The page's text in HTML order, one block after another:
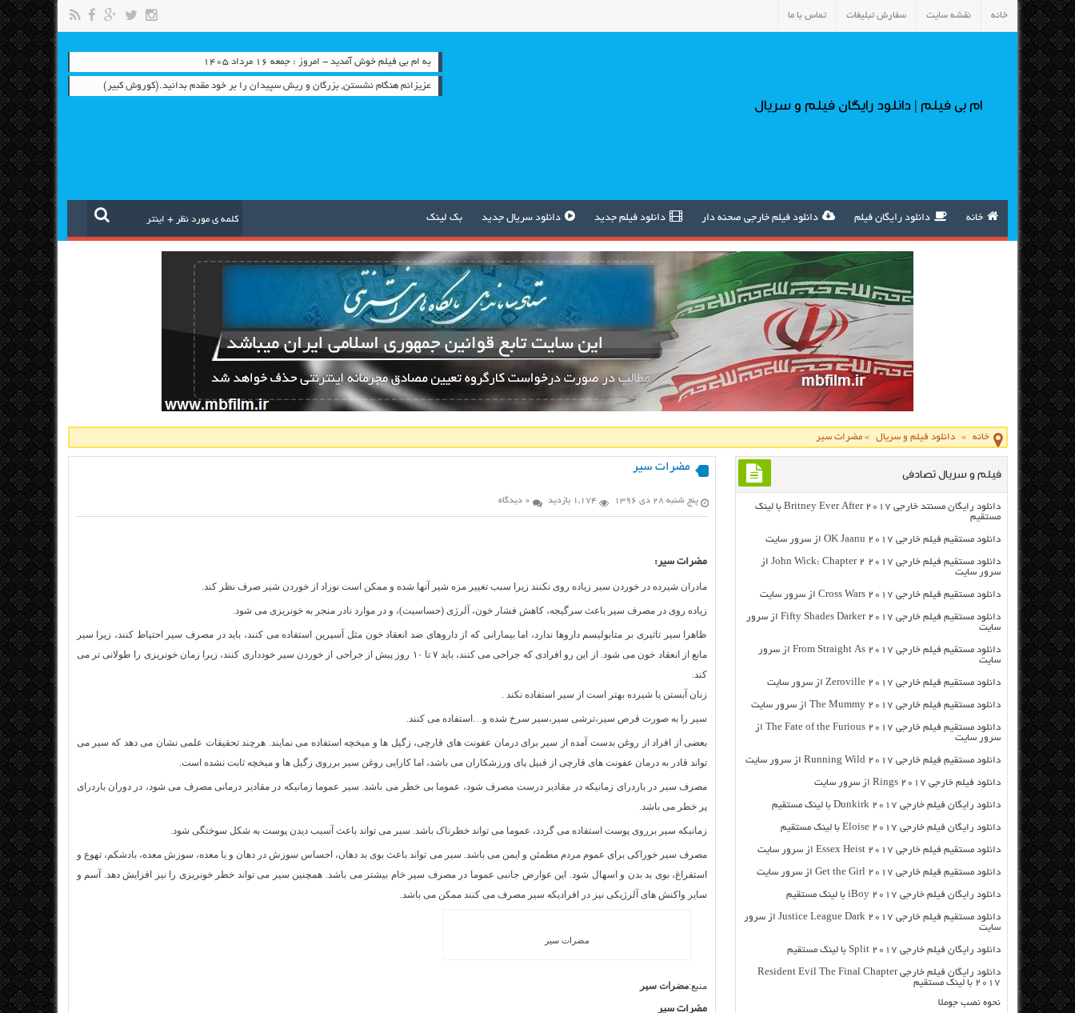
خانه نقشه سایت سفارش تبلیغات تماس با ما
ام بی فیلم | دانلود رایگان فیلم و سریال
به ام بی فیلم خوش آمدید - امروز : جمعه ۱۶ مرداد ۱۴۰۵
عزیزانم هنگام نشستن, بزرگان و ریش سپیدان را بر خود مقدم بدانید.(کوروش کبیر)
خانه دانلود رایگان فیلم دانلود فیلم خارجی صحنه دار دانلود فیلم جدید دانلود سریال جدید بک لینک
خانه » دانلود فیلم و سریال »مضرات سیر
مضرات سیر
پنج شنبه ۲۸ دی ۱۳۹۶ 1,174 بازدید 0 دیدگاه
مضرات سیر:
مادران شیرده در خوردن سیر زیاده روی نکنند زیرا سبب تغییر مزه شیر آنها شده و ممکن است نوزاد از خوردن شیر صرف نظر کند.
زیاده روی در مصرف سیر باعث سرگیجه، کاهش فشار خون، آلرژی (حساسیت)، و در موارد نادر منجر به خونریزی می شود.
‏ظاهرا سیر تاثیری بر متابولیسم داروها ندارد، اما بیمارانی که از داروهای ضد انعقاد خون مثل آسپرین استفاده می کنند، باید در مصرف سیر احتیاط کنند، زیرا سیر
مانع از انعقاد خون می شود. ‏از این رو افرادی که جراحی می کنند، باید ۷ تا ۱۰ روز پیش از جراحی از خوردن سیر خودداری کنند، زیرا زمان خونریزی را ‏طولانی تر می
کند. ‏
زنان آبستن یا شیرده بهتر است از‎ ‎سیر استفاده نکند‎ . ‎
سیر را به صورت قرص سیر،ترشی سیر،سیر سرخ شده و…استفاده می کنند.
بعضی از افراد از روغن بدست آمده از سیر برای درمان عفونت های قارچی، زگیل ها و میخچه استفاده می نمایند. هرچند تحقیقات علمی نشان می دهد که سیر می
تواند قادر به درمان عفونت های قارچی از قبیل پای ورزشکاران می باشد، اما کارایی روغن سیر برروی زگیل ها و میخچه ثابت نشده است.
مصرف سیر در باردرای زمانیکه در مقادیر درست مصرف شود، عموما بی خطر می باشد. سیر عموما زمانیکه در مقادیر درمانی مصرف می شود، در دوران باردرای
پر خطر می باشد.
زمانیکه سیر برروی پوست استفاده می گردد، عموما می تواند خطرناک باشد. سیر می تواند باعث آسیب دیدن پوست به شکل سوختگی شود.
مصرف سیر خوراکی برای عموم مردم مطمئن و ایمن می باشد. سیر می تواند باعث بوی بد دهان، احساس سوزش در دهان و یا معده، سوزش معده، بادشکم، تهوع و
استفراغ، بوی بد بدن و اسهال شود. این عوارض جانبی عموما در مصرف سیر خام بیشتر می باشد. همچنین سیر می تواند خطر خونریزی را نیز افزایش دهد. آسم و
سایر واکنش های آلرژیکی نیز در افرادیکه سیر مصرف می کنند ممکن می باشد.
مضرات سیر
منبع:مضرات سیر
مضرات سیر
فیلم و سریال تصادفی
دانلود رایگان مسنتد خارجی Britney Ever After 2017 با لینک
مستقیم
دانلود مستقیم فیلم خارجی OK Jaanu 2017 از سرور سایت
دانلود مستقیم فیلم خارجی John Wick: Chapter 2 2017 از
سرور سایت
دانلود مستقیم فیلم خارجی Cross Wars 2017 از سرور سایت
دانلود مستقیم فیلم خارجی Fifty Shades Darker 2017 از سرور
سایت
دانلود مستقیم فیلم خارجی From Straight As 2017 از سرور
سایت
دانلود مستقیم فیلم خارجی Zeroville 2017 از سرور سایت
دانلود مستقیم فیلم خارجی The Mummy 2017 از سرور سایت
دانلود مستقیم فیلم خارجی The Fate of the Furious 2017 از
سرور سایت
دانلود مستقیم فیلم خارجی Running Wild 2017 از سرور سایت
دانلود فیلم خارجی Rings 2017 از سرور سایت
دانلود رایگان فیلم خارجی Dunkirk 2017 با لینک مستقیم
دانلود رایگان فیلم خارجی Eloise 2017 با لینک مستقیم
دانلود مستقیم فیلم خارجی Essex Heist 2017 از سرور سایت
دانلود مستقیم فیلم خارجی Get the Girl 2017 از سرور سایت
دانلود رایگان فیلم خارجی iBoy 2017 با لینک مستقیم
دانلود مستقیم فیلم خارجی Justice League Dark 2017 از سرور
سایت
دانلود رایگان فیلم خارجی Split 2017 با لینک مستقیم
دانلود رایگان فیلم خارجی Resident Evil The Final Chapter
2017 با لینک مستقیم
نحوه نصب جوملا